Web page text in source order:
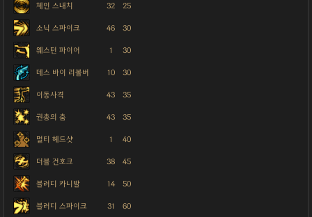
체인 스내치 32 25
소닉 스파이크 46 30
웨스턴 파이어 1 30
데스 바이 리볼버 10 30
이동사격 43 35
권총의 춤 43 35
멀티 헤드샷 1 40
더블 건호크 38 45
블러디 카니발 14 50
블러디 스파이크 31 60